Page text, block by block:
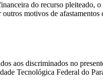
do recurso pleiteado,
outros motivos de
aos discriminados no
Tecnológica Federal do